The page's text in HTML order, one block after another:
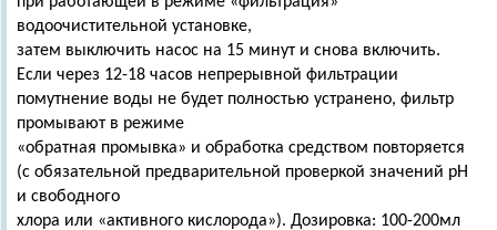
водоочистительной установке,
затем выключить насос на 15 минут и снова включить.
Если через 12-18 часов непрерывной фильтрации
помутнение воды не будет полностью устранено, фильтр
промывают в режиме
«обратная промывка» и обработка средством повторяется
(с обязательной предварительной проверкой значений рН
и свободного
хлора или «активного кислорода»). Дозировка: 100-200мл